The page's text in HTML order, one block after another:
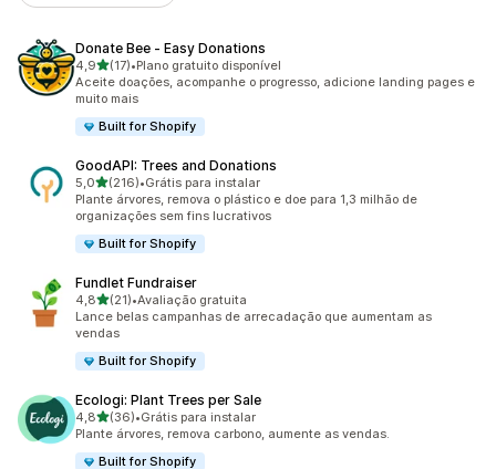
Donate Bee ‑ Easy Donations
4,9de 5 estrelas
(17)
17 avaliações ao todo
•Plano gratuito disponível
Aceite doações, acompanhe o progresso, adicione landing pages e
muito mais
Built for Shopify
GoodAPI: Trees and Donations
5,0de 5 estrelas
(216)
216 avaliações ao todo
•Grátis para instalar
Plante árvores, remova o plástico e doe para 1,3 milhão de
organizações sem fins lucrativos
Built for Shopify
Fundlet Fundraiser
4,8de 5 estrelas
(21)
21 avaliações ao todo
•Avaliação gratuita
Lance belas campanhas de arrecadação que aumentam as
vendas
Built for Shopify
Ecologi: Plant Trees per Sale
4,8de 5 estrelas
(36)
36 avaliações ao todo
•Grátis para instalar
Plante árvores, remova carbono, aumente as vendas.
Built for Shopify